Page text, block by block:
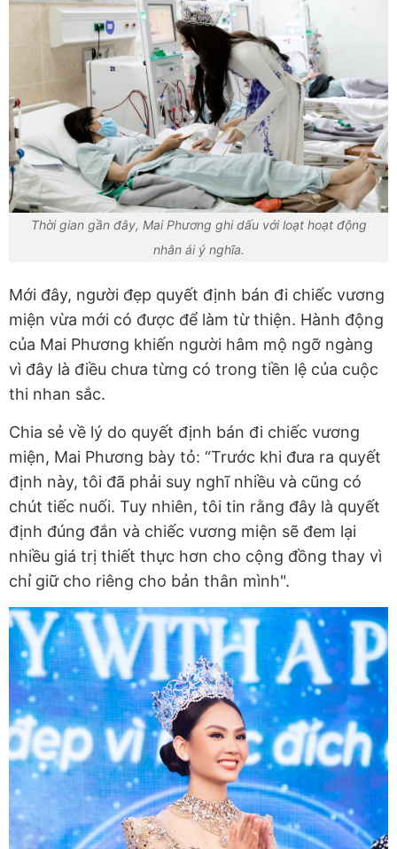
Thời gian gần đây, Mai Phương ghi dấu với loạt hoạt động
nhân ái ý nghĩa.
Mới đây, người đẹp quyết định bán đi chiếc vương
miện vừa mới có được để làm từ thiện. Hành động
của Mai Phương khiến người hâm mộ ngỡ ngàng
vì đây là điều chưa từng có trong tiền lệ của cuộc
thi nhan sắc.
Chia sẻ về lý do quyết định bán đi chiếc vương
miện, Mai Phương bày tỏ: “Trước khi đưa ra quyết
định này, tôi đã phải suy nghĩ nhiều và cũng có
chút tiếc nuối. Tuy nhiên, tôi tin rằng đây là quyết
định đúng đắn và chiếc vương miện sẽ đem lại
nhiều giá trị thiết thực hơn cho cộng đồng thay vì
chỉ giữ cho riêng cho bản thân mình".